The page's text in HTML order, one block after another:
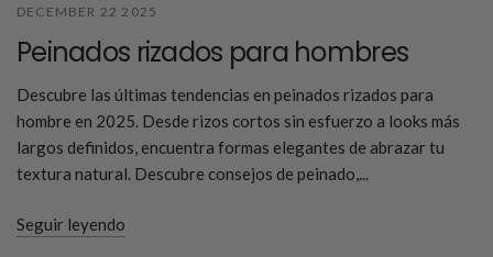
DECEMBER 22 2025
Peinados rizados para hombres
Descubre las últimas tendencias en peinados rizados para
hombre en 2025. Desde rizos cortos sin esfuerzo a looks más
largos definidos, encuentra formas elegantes de abrazar tu
textura natural. Descubre consejos de peinado,...
Seguir leyendo